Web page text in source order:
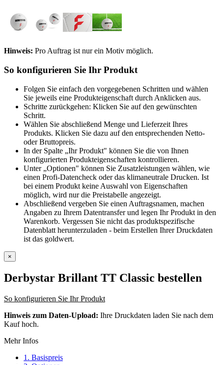
Hinweis: Pro Auftrag ist nur ein Motiv möglich.
So konfigurieren Sie Ihr Produkt
Folgen Sie einfach den vorgegebenen Schritten und wählen
Sie jeweils eine Produkteigenschaft durch Anklicken aus.
Schritte zurückgehen: Klicken Sie auf den gewünschten
Schritt.
Wählen Sie abschließend Menge und Lieferzeit Ihres
Produkts. Klicken Sie dazu auf den entsprechenden Netto-
oder Bruttopreis.
In der Spalte „Ihr Produkt" können Sie die von Ihnen
konfigurierten Produkteigenschaften kontrollieren.
Unter „Optionen" können Sie Zusatzleistungen wählen, wie
einen Profi-Datencheck oder das klimaneutrale Drucken. Ist
bei einem Produkt keine Auswahl von Eigenschaften
möglich, wird nur die Preistabelle angezeigt.
Abschließend vergeben Sie einen Auftragsnamen, machen
Angaben zu Ihrem Datentransfer und legen Ihr Produkt in den
Warenkorb. Vergessen Sie nicht das produktspezifische
Datenblatt herunterzuladen - beim Erstellen Ihrer Druckdaten
ist das goldwert.
×
Derbystar Brillant TT Classic bestellen
So konfigurieren Sie Ihr Produkt
Hinweis zum Daten-Upload: Ihre Druckdaten laden Sie nach dem
Kauf hoch.
Mehr Infos
1. Basispreis